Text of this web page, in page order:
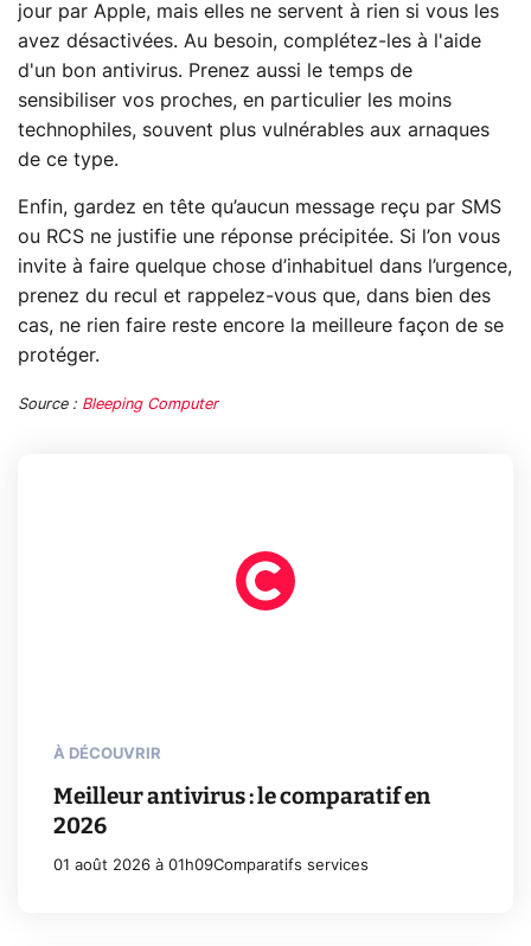
jour par Apple, mais elles ne servent à rien si vous les
avez désactivées. Au besoin, complétez-les à l'aide
d'un bon antivirus. Prenez aussi le temps de
sensibiliser vos proches, en particulier les moins
technophiles, souvent plus vulnérables aux arnaques
de ce type.
Enfin, gardez en tête qu’aucun message reçu par SMS
ou RCS ne justifie une réponse précipitée. Si l’on vous
invite à faire quelque chose d’inhabituel dans l’urgence,
prenez du recul et rappelez-vous que, dans bien des
cas, ne rien faire reste encore la meilleure façon de se
protéger.
Source : Bleeping Computer
À DÉCOUVRIR
Meilleur antivirus : le comparatif en
2026
01 août 2026 à 01h09Comparatifs services